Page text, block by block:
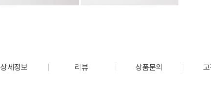
상세정보 리뷰 상품문의